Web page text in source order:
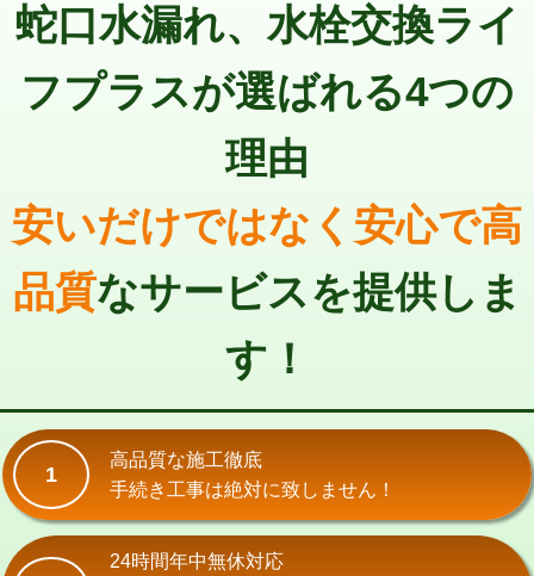
モルタル補修（厚さ10㎝まで） 27,500円
モルタル補修（厚さ10㎝超え）
追加人工 16,500円
止水・漏水調査・防水処理・清掃・修
11,000円
止水・漏水調査・防水処理・清掃・修
22,000円
止水・漏水調査・防水処理・清掃・修
その他部品の脱着 8,800円～
交換・取付（タンク） 22,000円+材料費
交換・取付(単水栓（壁付・デッキ
式・ワンホール）)
交換・取付(排水栓・排水トラップ
（P/S/ポップアップ））
22,000円+材料費
交換・取付（その他部品）
蛇口水漏れ、水栓交換ライ
フプラスが選ばれる4つの
理由
安いだけではなく安心で高
品質なサービスを提供しま
す！
1
高品質な施工徹底
手続き工事は絶対に致しません！
24時間年中無休対応